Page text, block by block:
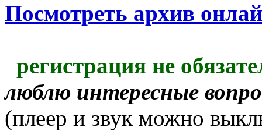
Посмотреть архив
регистрация не
люблю интересные
(плеер и звук можно